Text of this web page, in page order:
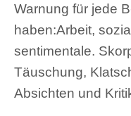
Warnung für jede
haben:Arbeit,
sentimentale.
Täuschung,
Absichten und